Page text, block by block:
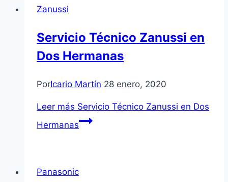
Zanussi
Servicio Técnico Zanussi en
Dos Hermanas
PorIcario Martín 28 enero, 2020
Leer más Servicio Técnico Zanussi en Dos
Hermanas
Panasonic